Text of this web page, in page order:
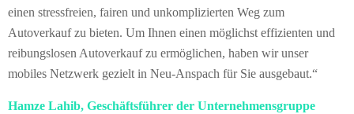
einen stressfreien, fairen und unkomplizierten Weg zum
Autoverkauf zu bieten. Um Ihnen einen möglichst effizienten und
reibungslosen Autoverkauf zu ermöglichen, haben wir unser
mobiles Netzwerk gezielt in Neu-Anspach für Sie ausgebaut.“
Hamze Lahib, Geschäftsführer der Unternehmensgruppe